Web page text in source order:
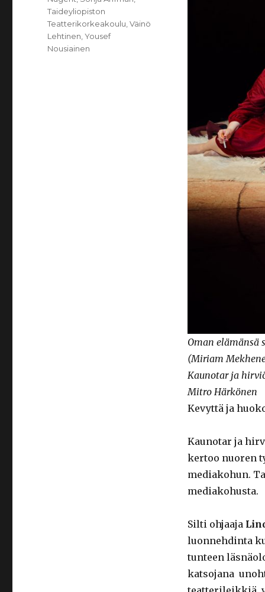
Oman elämänsä
(Miriam
Kaunotar ja
Mitro Härkönen
Kevyttä ja
Kaunotar ja
kertoo nuoren
mediakohun.
mediakohusta.
Silti ohjaaja
luonnehdinta
tunteen
katsojana
Taideyliopiston
Teatterikorkeakoulu ,Väinö
Lehtinen ,Yousef
Nousiainen